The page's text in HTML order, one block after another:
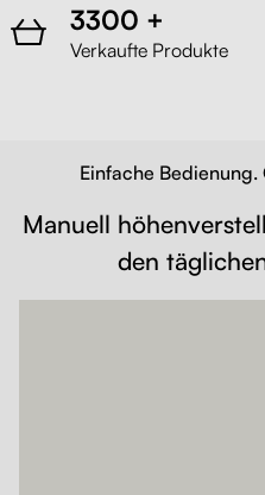
3300 +
Verkaufte Produkte
Einfache Bedienung.
Manuell
den